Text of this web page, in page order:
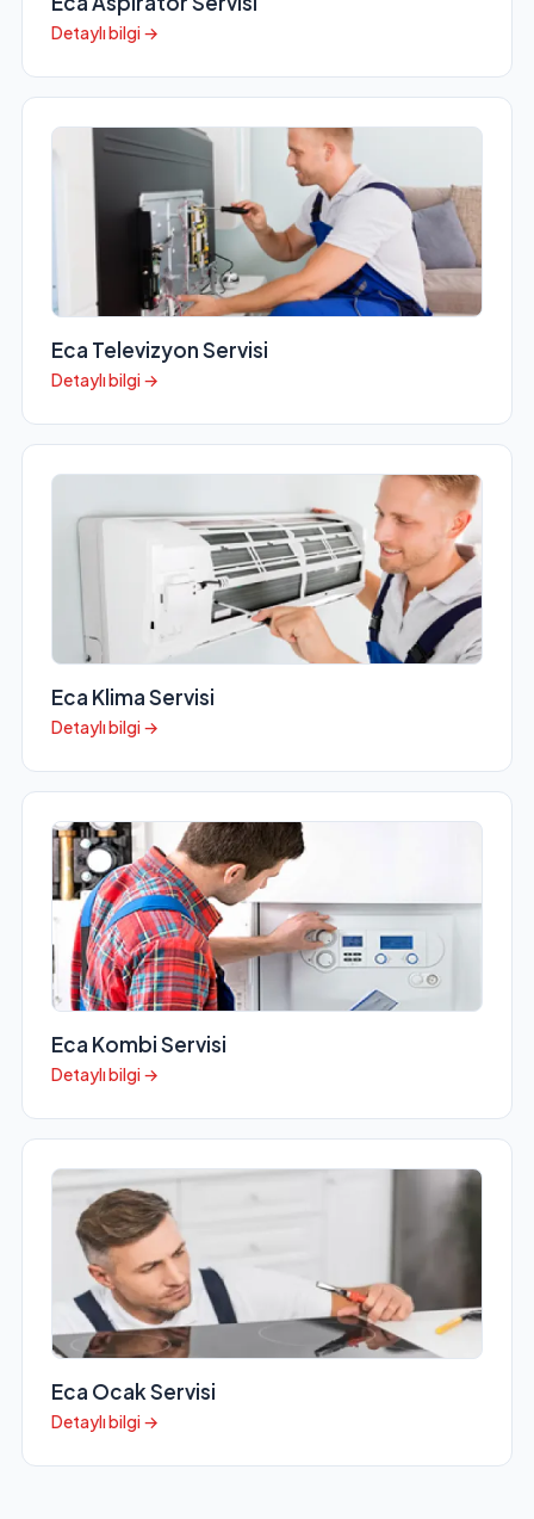
Detaylı bilgi →
Eca Televizyon Servisi
Detaylı bilgi →
Eca Klima Servisi
Detaylı bilgi →
Eca Kombi Servisi
Detaylı bilgi →
Eca Ocak Servisi
Detaylı bilgi →